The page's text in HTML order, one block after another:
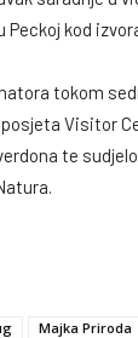
kod
tokom
Visitor
te
Majka Priroda